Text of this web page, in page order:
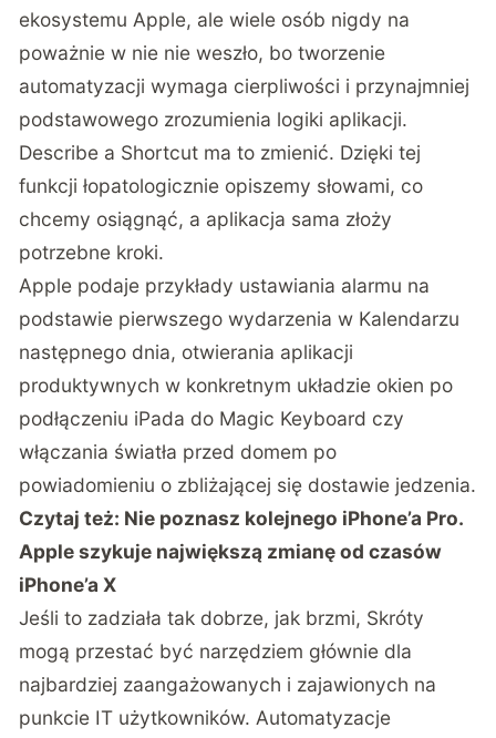
ekosystemu Apple, ale wiele osób nigdy na
poważnie w nie nie weszło, bo tworzenie
automatyzacji wymaga cierpliwości i przynajmniej
podstawowego zrozumienia logiki aplikacji.
Describe a Shortcut ma to zmienić. Dzięki tej
funkcji łopatologicznie opiszemy słowami, co
chcemy osiągnąć, a aplikacja sama złoży
potrzebne kroki.
Apple podaje przykłady ustawiania alarmu na
podstawie pierwszego wydarzenia w Kalendarzu
następnego dnia, otwierania aplikacji
produktywnych w konkretnym układzie okien po
podłączeniu iPada do Magic Keyboard czy
włączania światła przed domem po
powiadomieniu o zbliżającej się dostawie jedzenia.
Czytaj też: Nie poznasz kolejnego iPhone’a Pro.
Apple szykuje największą zmianę od czasów
iPhone’a X
Jeśli to zadziała tak dobrze, jak brzmi, Skróty
mogą przestać być narzędziem głównie dla
najbardziej zaangażowanych i zajawionych na
punkcie IT użytkowników. Automatyzacje